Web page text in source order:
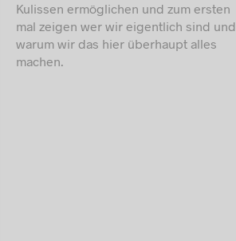
Kulissen ermöglichen und zum ersten
mal zeigen wer wir eigentlich sind und
warum wir das hier überhaupt alles
machen.